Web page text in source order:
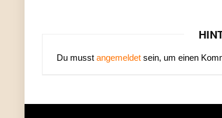
Du musst angemeldet sein, um einen